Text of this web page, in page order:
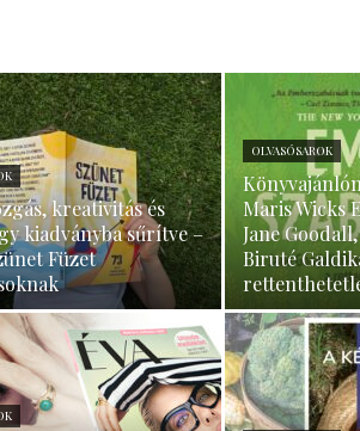
kreativitás és
kiadványba sűrítve –
Füzet
OLVASÓSAROK
Maris Wicks
Jane
Biruté